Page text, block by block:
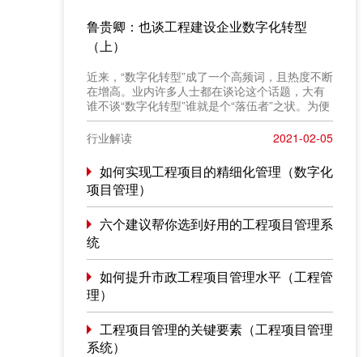
鲁贵卿：也谈工程建设企业数字化转型
（上）
近来，“数字化转型”成了一个高频词，且热度不断
在增高。业内许多人士都在谈论这个话题，大有
谁不谈“数字化转型”谁就是个“落伍者”之状。为便
于在相同语境下讨论问题，今天我也凑个热闹，
以“数字化转型”为题，谈一点粗浅认识，就教于同
行。
行业解读 2021-02-05
如何实现工程项目的精细化管理（数字化
项目管理）
六个建议帮你选到好用的工程项目管理系
统
如何提升市政工程项目管理水平（工程管
理）
工程项目管理的关键要素（工程项目管理
系统）